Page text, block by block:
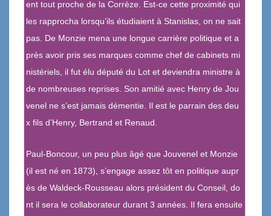
ent tout proche de la Corrèze. Est-ce cette proximité qui
les rapprocha lorsqu’ils étudiaient à Stanislas, on ne sait
pas. De Monzie mena une longue carrière politique et a
près avoir pris ses marques comme chef de cabinets mi
nistériels, il fut élu député du Lot et deviendra ministre à
de nombreuses reprises. Son amitié avec Henry de Jou
venel ne s’est jamais démentie. Il est le parrain des deu
x fils d’Henry, Bertrand et Renaud.
Paul-Boncour, un peu plus âgé que Jouvenel et Monzie
(il est né en 1873), s’engage assez tôt en politique aupr
ès de Waldeck-Rousseau alors président du Conseil, do
nt il sera le collaborateur durant 3 années. Il fera ensuite